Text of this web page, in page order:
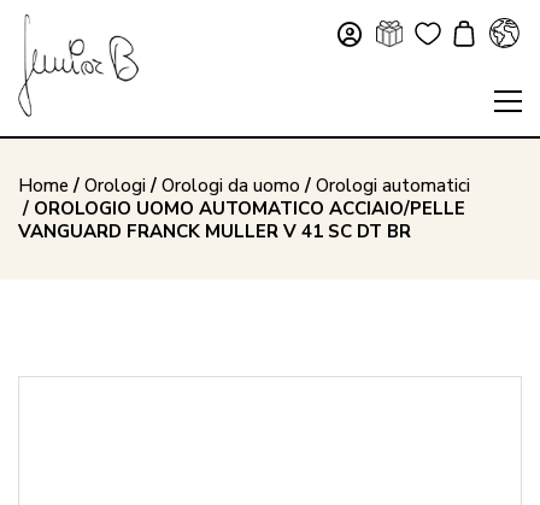
Home / Orologi/ Orologi da uomo / Orologi automatici
/ OROLOGIO UOMO AUTOMATICO ACCIAIO/PELLE
VANGUARD FRANCK MULLER V 41 SC DT BR